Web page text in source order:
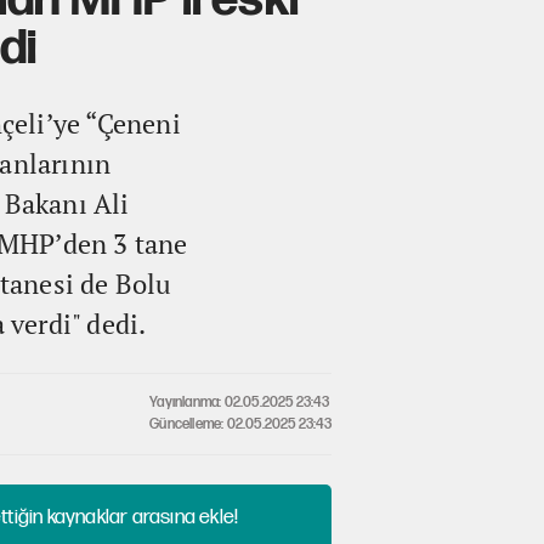
“Çeneni
Ali
3 tane
de Bolu
dedi.
Yayınlanma: 02.05.2025 23:43
Güncelleme: 02.05.2025 23:43
kaynaklar arasına ekle!